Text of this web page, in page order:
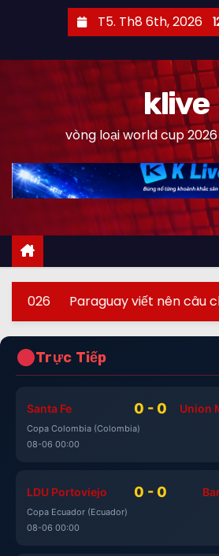
T5. Th8 6th, 2026
klive
vòng loại world cup
viết nên câu chuyện cổ
Trực Tiếp
Santa Fe 0 - 0 Union
Copa Colombia (Colombia)
08-06 00:00
LDU Portoviejo 0 - 0
Copa Ecuador (Ecuador)
08-06 00:00